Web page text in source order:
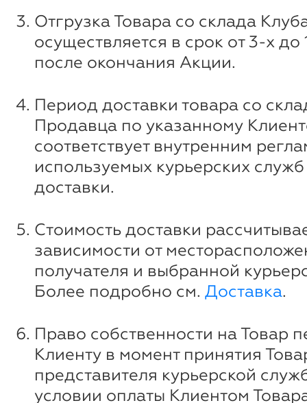
Отгрузка Товара со склада
осуществляется в срок от 3-х
после окончания Акции.
Период доставки товара со
Продавца по указанному
соответствует внутренним
используемых курьерских
доставки.
Стоимость доставки
зависимости от
получателя и выбранной
Более подробно см. Доставка.
Право собственности на Товар
Клиенту в момент принятия
представителя курьерской
условии оплаты Клиентом